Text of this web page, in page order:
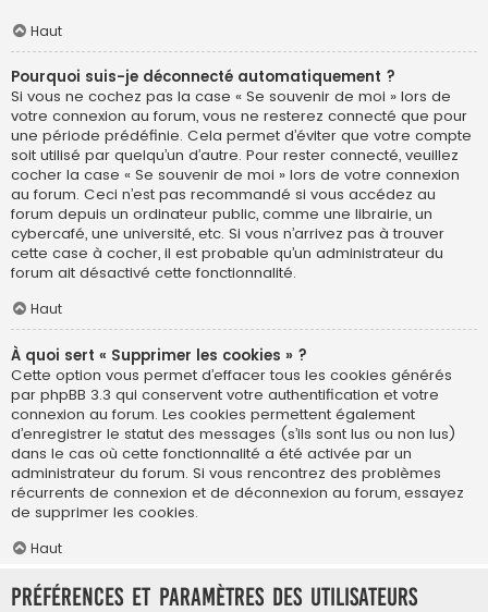
Haut
Pourquoi suis-je déconnecté automatiquement ?
Si vous ne cochez pas la case « Se souvenir de moi » lors de
votre connexion au forum, vous ne resterez connecté que pour
une période prédéfinie. Cela permet d’éviter que votre compte
soit utilisé par quelqu’un d’autre. Pour rester connecté, veuillez
cocher la case « Se souvenir de moi » lors de votre connexion
au forum. Ceci n’est pas recommandé si vous accédez au
forum depuis un ordinateur public, comme une librairie, un
cybercafé, une université, etc. Si vous n’arrivez pas à trouver
cette case à cocher, il est probable qu’un administrateur du
forum ait désactivé cette fonctionnalité.
Haut
À quoi sert « Supprimer les cookies » ?
Cette option vous permet d’effacer tous les cookies générés
par phpBB 3.3 qui conservent votre authentification et votre
connexion au forum. Les cookies permettent également
d’enregistrer le statut des messages (s’ils sont lus ou non lus)
dans le cas où cette fonctionnalité a été activée par un
administrateur du forum. Si vous rencontrez des problèmes
récurrents de connexion et de déconnexion au forum, essayez
de supprimer les cookies.
Haut
Préférences et paramètres des utilisateurs